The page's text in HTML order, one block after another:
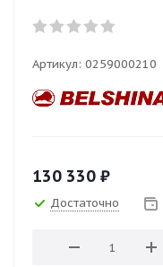
Артикул: 0259000210
130 330 ₽
Достаточно